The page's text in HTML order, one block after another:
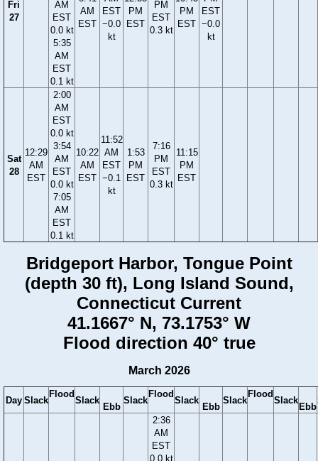
Fri
27
AM
EST
0.0 kt
5:35
AM
EST
0.1 kt
AM
EST
EST
−0.0
kt
PM
EST
PM
EST
0.3 kt
PM
EST
EST
−0.0
kt
Sat
28
12:29
AM
EST
2:00
AM
EST
0.0 kt
3:54
AM
EST
0.0 kt
7:05
AM
EST
0.1 kt
10:22
AM
EST
11:52
AM
EST
−0.1
kt
1:53
PM
EST
7:16
PM
EST
0.3 kt
11:15
PM
EST
Bridgeport Harbor, Tongue Point
(depth 30 ft), Long Island Sound,
Connecticut Current
41.1667° N, 73.1753° W
Flood direction 40° true
March 2026
Day Slack
Flood
Slack
Ebb
Slack
Flood
Slack
Ebb
Slack
Flood
Slack
Ebb
2:36
AM
EST
0.0 kt